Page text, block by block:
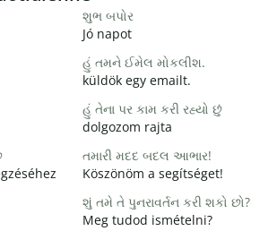
શુભ બપોર
Jó napot
હું તમને ઈમેલ મોકલીશ.
küldök egy emailt.
હું તેના પર કામ કરી રહ્યો છું
dolgozom rajta
તમારી મદદ બદલ આભાર!
Köszönöm a segítséget!
શું તમે તે પુનરાવર્તન કરી શકો છો?
Meg tudod ismételni?